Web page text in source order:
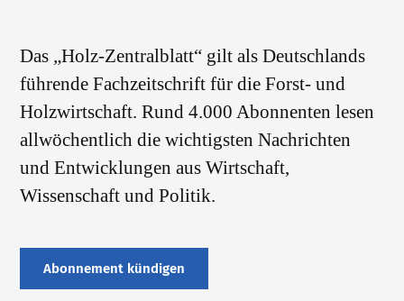
Das „Holz-Zentralblatt“ gilt als Deutschlands
führende Fachzeitschrift für die Forst- und
Holzwirtschaft. Rund 4.000 Abonnenten lesen
allwöchentlich die wichtigsten Nachrichten
und Entwicklungen aus Wirtschaft,
Wissenschaft und Politik.
Abonnement kündigen